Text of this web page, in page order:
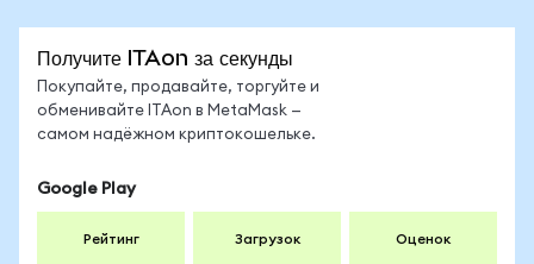
Получите ITAon за секунды
Покупайте, продавайте, торгуйте и
обменивайте ITAon в MetaMask —
самом надёжном криптокошельке.
Google Play
Рейтинг Загрузок Оценок